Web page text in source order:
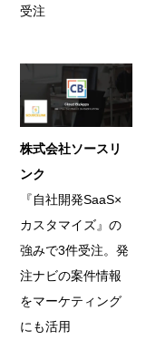
受注
株式会社ソースリ
ンク
『自社開発SaaS×
カスタマイズ』の
強みで3件受注。発
注ナビの案件情報
をマーケティング
にも活用